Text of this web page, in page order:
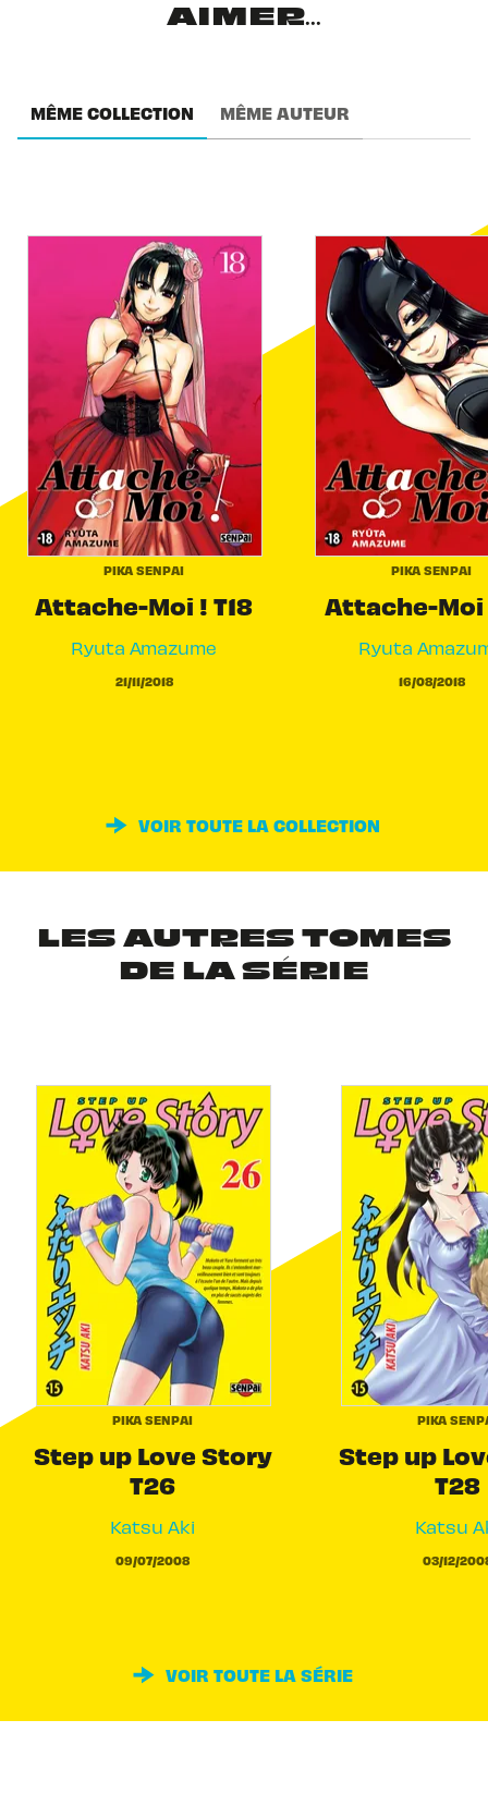
AIMER...
MÊME COLLECTION MÊME AUTEUR
PIKA SENPAI
Attache-Moi ! T18
Ryuta Amazume
21/11/2018
PIKA SENPAI
Attache-Moi
Ryuta
16/08/2018
VOIR TOUTE LA COLLECTION
LES AUTRES TOMES
DE LA SÉRIE
PIKA SENPAI
Step up Love Story
T26
Katsu Aki
09/07/2008
PIKA
Step up
T28
Katsu
03/12/
VOIR TOUTE LA SÉRIE